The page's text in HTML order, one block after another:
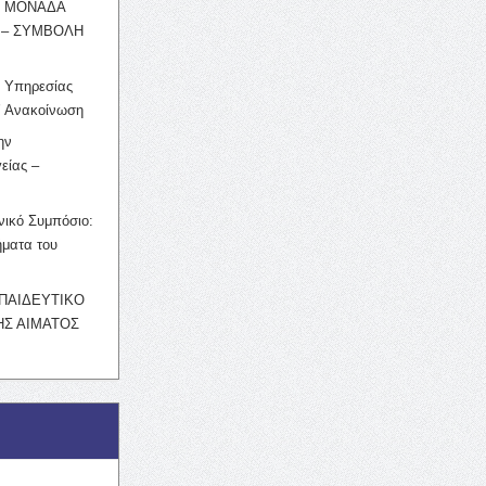
ΜΟΝΑΔΑ
– ΣΥΜΒΟΛΗ
Υπηρεσίας
–
Συμπόσιο:
του
ΑΙΜΑΤΟΣ